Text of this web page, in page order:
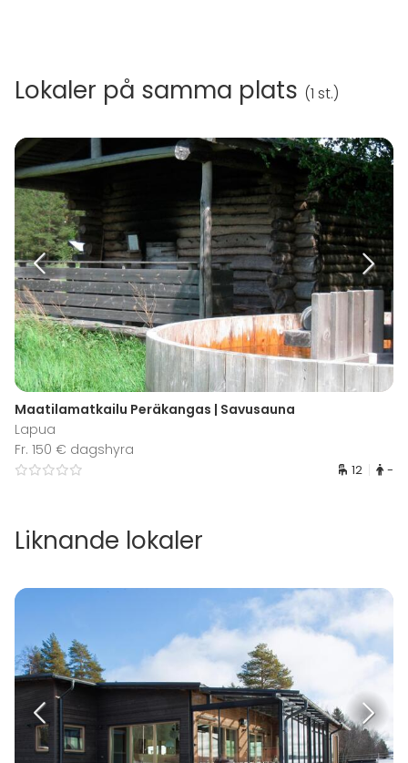
Lokaler på samma plats (1 st.)
Maatilamatkailu Peräkangas | Savusauna
Lapua
Fr. 150 € dagshyra
12 -
Liknande lokaler